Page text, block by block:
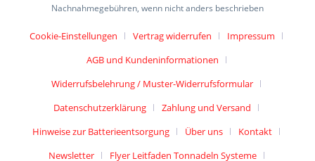
Nachnahmegebühren, wenn nicht anders beschrieben
Cookie-Einstellungen Vertrag widerrufen
Impressum
AGB und Kundeninformationen
Widerrufsbelehrung / Muster-Widerrufsformular
Datenschutzerklärung
Zahlung und Versand
Hinweise zur Batterieentsorgung
Über uns
Kontakt
Newsletter
Flyer Leitfaden Tonnadeln Systeme